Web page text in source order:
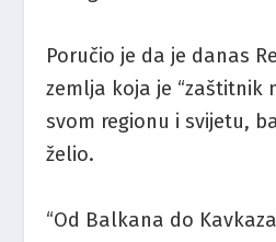
Poručio je da je danas
zemlja koja je “zaštitnik
svom regionu i svijetu,
želio.
“Od Balkana do